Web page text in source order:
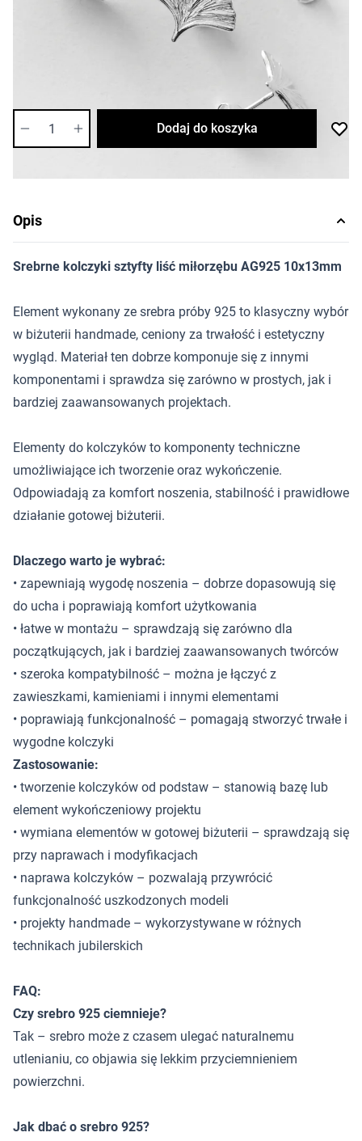
Dostępność:
Dodaj do koszyka
Opis
Srebrne kolczyki sztyfty liść miłorzębu AG925 10x13mm
Element wykonany ze srebra próby 925 to klasyczny wybór
w biżuterii handmade, ceniony za trwałość i estetyczny
wygląd. Materiał ten dobrze komponuje się z innymi
komponentami i sprawdza się zarówno w prostych, jak i
bardziej zaawansowanych projektach.
Elementy do kolczyków to komponenty techniczne
umożliwiające ich tworzenie oraz wykończenie.
Odpowiadają za komfort noszenia, stabilność i prawidłowe
działanie gotowej biżuterii.
Dlaczego warto je wybrać:
• zapewniają wygodę noszenia – dobrze dopasowują się
do ucha i poprawiają komfort użytkowania
• łatwe w montażu – sprawdzają się zarówno dla
początkujących, jak i bardziej zaawansowanych twórców
• szeroka kompatybilność – można je łączyć z
zawieszkami, kamieniami i innymi elementami
• poprawiają funkcjonalność – pomagają stworzyć trwałe i
wygodne kolczyki
Zastosowanie:
• tworzenie kolczyków od podstaw – stanowią bazę lub
element wykończeniowy projektu
• wymiana elementów w gotowej biżuterii – sprawdzają się
przy naprawach i modyfikacjach
• naprawa kolczyków – pozwalają przywrócić
funkcjonalność uszkodzonych modeli
• projekty handmade – wykorzystywane w różnych
technikach jubilerskich
FAQ:
Czy srebro 925 ciemnieje?
Tak – srebro może z czasem ulegać naturalnemu
utlenianiu, co objawia się lekkim przyciemnieniem
powierzchni.
Jak dbać o srebro 925?